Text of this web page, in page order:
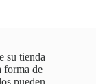
su tienda
forma de